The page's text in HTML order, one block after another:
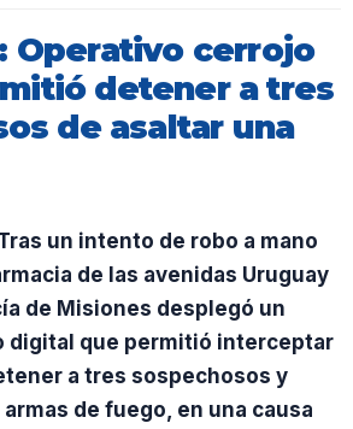
Operativo cerrojo
detener a tres
de asaltar una
Tras un intento de robo a mano
de las avenidas Uruguay
de Misiones desplegó un
digital que permitió interceptar
a tres sospechosos y
de fuego, en una causa